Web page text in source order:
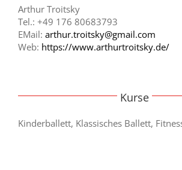
Arthur Troitsky
Tel.: +49 176 80683793
EMail: arthur.troitsky@gmail.com
Web: https://www.arthurtroitsky.de/
Kurse
Kinderballett, Klassisches Ballett,